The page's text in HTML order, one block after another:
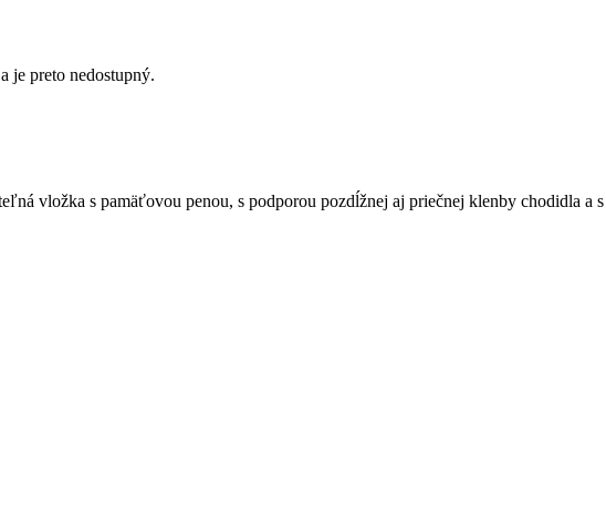
je preto nedostupný.
vložka s pamäťovou penou, s podporou pozdĺžnej aj priečnej klenby chodidla a